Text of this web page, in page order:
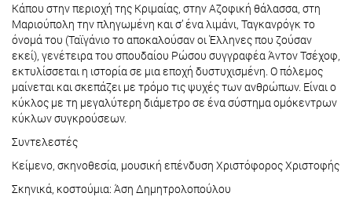
Κάπου στην περιοχή της Κριμαίας, στην Αζοφική θάλασσα, στη
Μαριούπολη την πληγωμένη και σ’ ένα λιμάνι, Ταγκανρόγκ το
όνομά του (Ταϊγάνιο το αποκαλούσαν οι Έλληνες που ζούσαν
εκεί), γενέτειρα του σπουδαίου Ρώσου συγγραφέα Άντον Τσέχοφ,
εκτυλίσσεται η ιστορία σε μια εποχή δυστυχισμένη. Ο πόλεμος
μαίνεται και σκεπάζει με τρόμο τις ψυχές των ανθρώπων. Είναι ο
κύκλος με τη μεγαλύτερη διάμετρο σε ένα σύστημα ομόκεντρων
κύκλων συγκρούσεων.
Συντελεστές
Κείμενο, σκηνοθεσία, μουσική επένδυση Χριστόφορος Χριστοφής
Σκηνικά, κοστούμια: Άση Δημητρολοπούλου